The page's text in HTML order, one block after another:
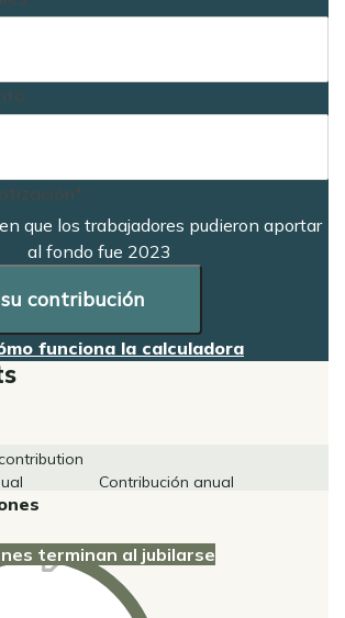
que los trabajadores pudieron aportar
al fondo fue 2023
contribución
funciona la calculadora
Contribución anual
jubilaedad
terminan al jubilarse